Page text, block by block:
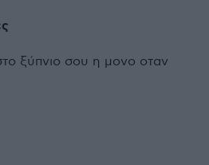
ξύπνιο σου η μονο οταν